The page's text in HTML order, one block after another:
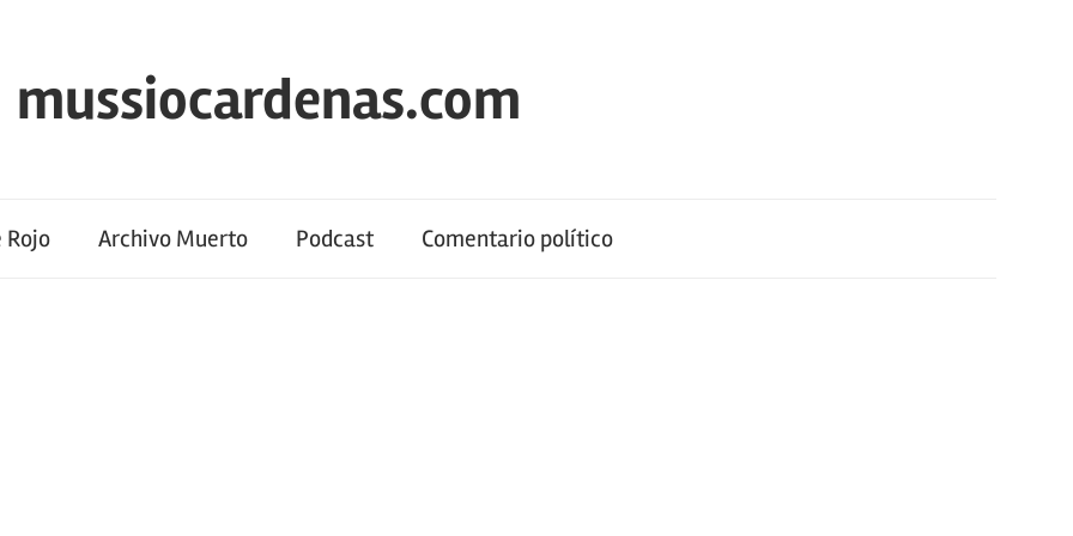
mussiocardenas.com
Archivo Muerto Podcast Comentario político